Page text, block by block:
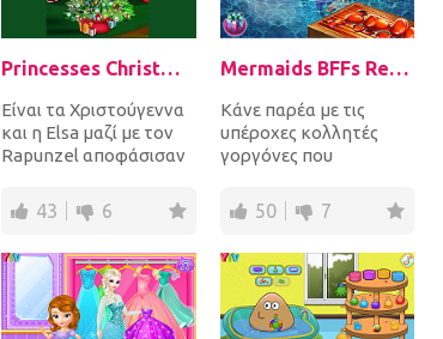
Princesses Christmas Family Date
Είναι τα Χριστούγεννα
και η Elsa μαζί με τον
Rapunzel αποφάσισαν
φίλους τους στ...
43 6
Mermaids BFFs Realife Sauna
Κάνε παρέα με τις
υπέροχες κολλητές
γοργόνες που
χαλαρώσουν στη
σάουνα μαζί! Επίλεξε τ...
50 7